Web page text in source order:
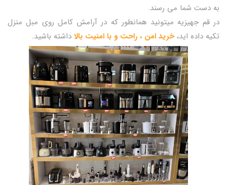
به دست شما می رسند.
در قم جهیزیه میتونید همانطور که در آرامش کامل روی مبل منزل
تکیه داده اید،خرید امن ، راحت و با امنیت بالا داشته باشید.